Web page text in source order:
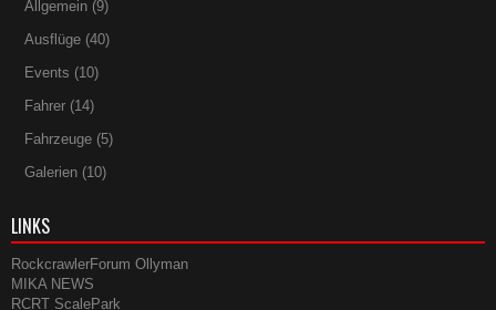
Allgemein (9)
Ausflüge (40)
Events (10)
Fahrer (14)
Fahrzeuge (5)
Galerien (10)
LINKS
RockcrawlerForum Ollyman
MIKA NEWS
RCRT ScalePark